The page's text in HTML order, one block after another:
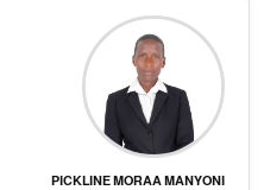
PICKLINE MORAA MANYONI